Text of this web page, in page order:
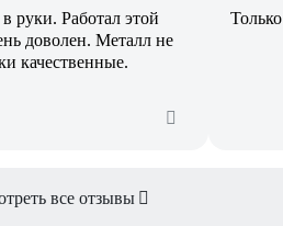
руки. Работал этой
доволен. Металл не
качественные.
все отзывы